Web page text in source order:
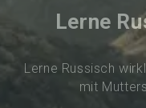
Lerne
Lerne Russisch
mit